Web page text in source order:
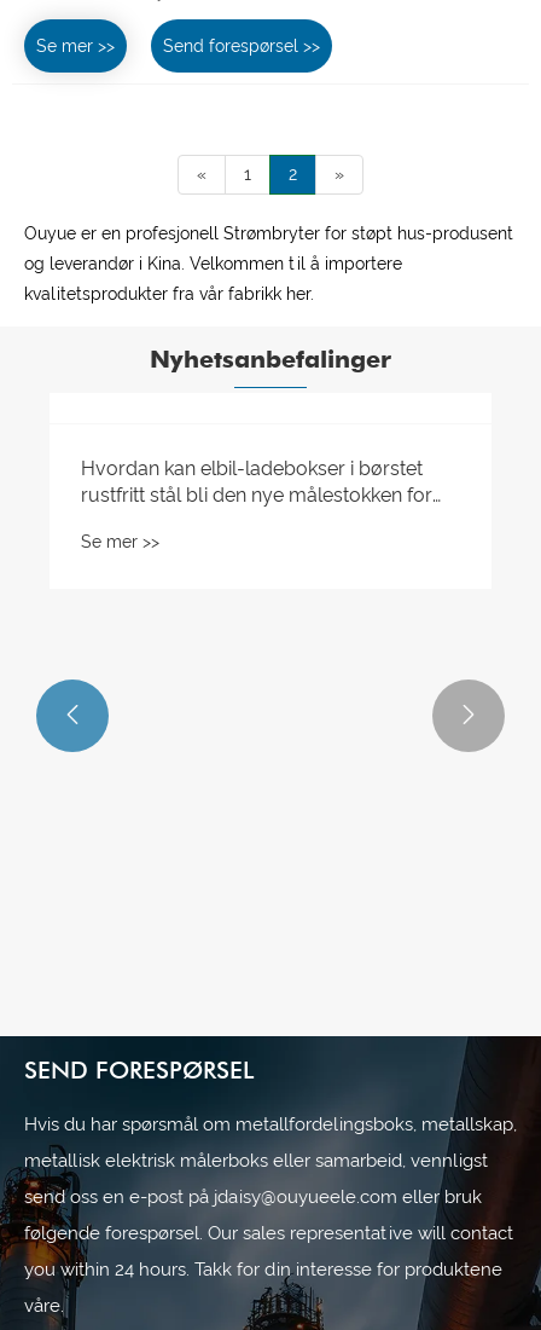
Se mer >> Send forespørsel >>
« 1 2 »
Ouyue er en profesjonell Strømbryter for støpt hus-produsent
og leverandør i Kina. Velkommen til å importere
kvalitetsprodukter fra vår fabrikk her.
Nyhetsanbefalinger
 
SEND FORESPØRSEL
Hvis du har spørsmål om metallfordelingsboks, metallskap,
metallisk elektrisk målerboks eller samarbeid, vennligst
send oss ​​en e-post på jdaisy@ouyueele.com eller bruk
følgende forespørsel. Our sales representative will contact
you within 24 hours. Takk for din interesse for produktene
våre.